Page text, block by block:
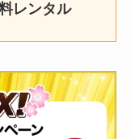
レンタル